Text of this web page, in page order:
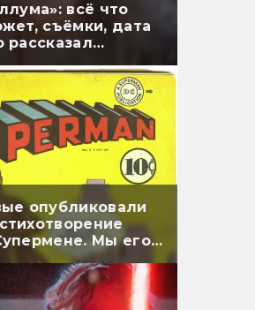
всё что
съёмки, дата
рассказал
опубликовали
Мы его